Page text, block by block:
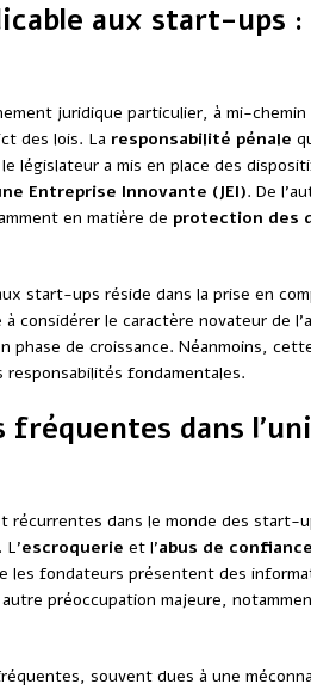
aux start-ups
juridique particulier, à mi-
des lois. La responsabilité pénale
législateur a mis en place des
Entreprise Innovante (JEI). De
en matière de protection des
start-ups réside dans la prise en
considérer le caractère novateur de
de croissance. Néanmoins,
fondamentales.
dans
récurrentes dans le monde des start-
. L’escroquerie et l’abus de confiance
les fondateurs présentent des
préoccupation majeure,
souvent dues à une